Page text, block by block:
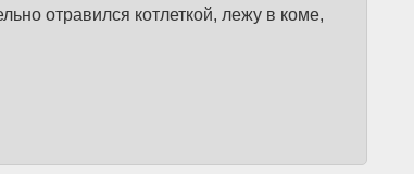
отравился котлеткой, лежу в коме,